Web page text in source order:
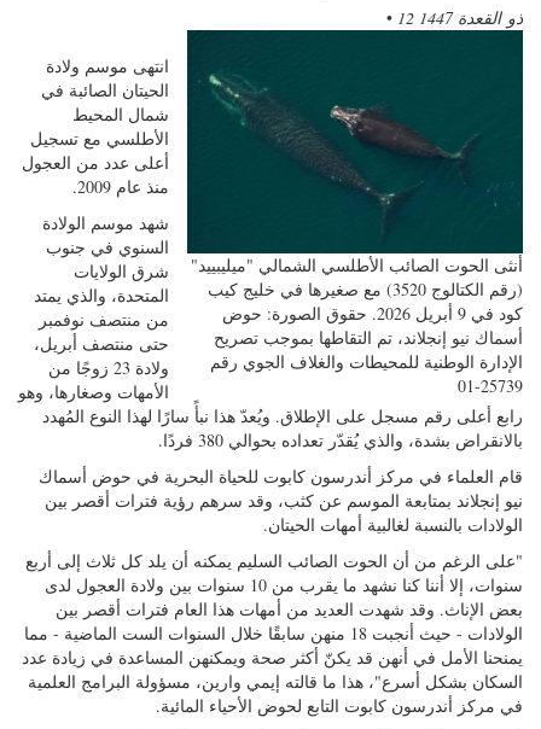
• 12 ذو القعدة 1447
أنثى الحوت الصائب الأطلسي الشمالي "ميليبييد"
(رقم الكتالوج 3520) مع صغيرها في خليج كيب
كود في 9 أبريل 2026. حقوق الصورة: حوض
أسماك نيو إنجلاند، تم التقاطها بموجب تصريح
الإدارة الوطنية للمحيطات والغلاف الجوي رقم
25739-01
انتهى موسم ولادة
الحيتان الصائبة في
شمال المحيط
الأطلسي مع تسجيل
أعلى عدد من العجول
منذ عام 2009.
شهد موسم الولادة
السنوي في جنوب
شرق الولايات
المتحدة، والذي يمتد
من منتصف نوفمبر
حتى منتصف أبريل،
ولادة 23 زوجًا من
الأمهات وصغارها، وهو
رابع أعلى رقم مسجل على الإطلاق. ويُعدّ هذا نبأً سارًا لهذا النوع المُهدد
بالانقراض بشدة، والذي يُقدّر تعداده بحوالي 380 فردًا.
قام العلماء في مركز أندرسون كابوت للحياة البحرية في حوض أسماك
نيو إنجلاند بمتابعة الموسم عن كثب، وقد سرهم رؤية فترات أقصر بين
الولادات بالنسبة لغالبية أمهات الحيتان.
"على الرغم من أن الحوت الصائب السليم يمكنه أن يلد كل ثلاث إلى أربع
سنوات، إلا أننا كنا نشهد ما يقرب من 10 سنوات بين ولادة العجول لدى
بعض الإناث. وقد شهدت العديد من أمهات هذا العام فترات أقصر بين
الولادات - حيث أنجبت 18 منهن سابقًا خلال السنوات الست الماضية - مما
يمنحنا الأمل في أنهن قد يكنّ أكثر صحة ويمكنهن المساعدة في زيادة عدد
السكان بشكل أسرع"، هذا ما قالته إيمي وارين، مسؤولة البرامج العلمية
في مركز أندرسون كابوت التابع لحوض الأحياء المائية.